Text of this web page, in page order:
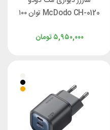
McDodo CH-0120 توان ۱۰۰
تومان۵,۹۵۰,۰۰۰